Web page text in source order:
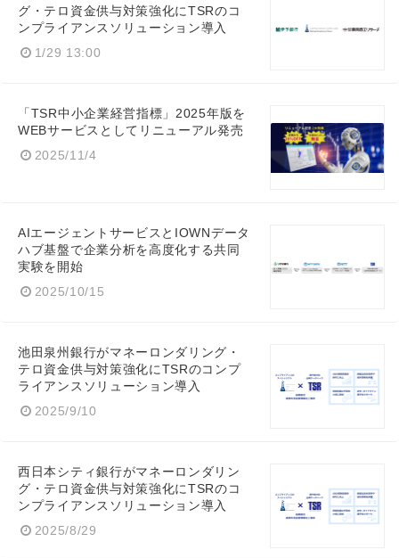
グ・テロ資金供与対策強化にTSRのコ
ンプライアンスソリューション導入
1/29 13:00
「TSR中小企業経営指標」2025年版を
WEBサービスとしてリニューアル発売
2025/11/4
AIエージェントサービスとIOWNデータ
ハブ基盤で企業分析を高度化する共同
実験を開始
2025/10/15
池田泉州銀行がマネーロンダリング・
テロ資金供与対策強化にTSRのコンプ
ライアンスソリューション導入
2025/9/10
西日本シティ銀行がマネーロンダリン
グ・テロ資金供与対策強化にTSRのコ
ンプライアンスソリューション導入
2025/8/29
Japanese
English